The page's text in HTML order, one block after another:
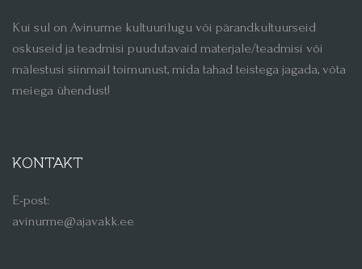
Kui sul on Avinurme kultuurilugu või pärandkultuurseid
oskuseid ja teadmisi puudutavaid materjale/teadmisi või
mälestusi siinmail toimunust, mida tahad teistega jagada, võta
meiega ühendust!
KONTAKT
E-post:
avinurme@ajavakk.ee